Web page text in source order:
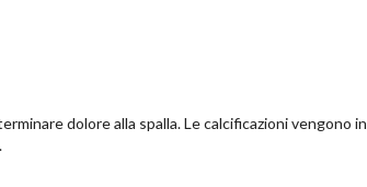
dolore alla spalla. Le calcificazioni vengono in